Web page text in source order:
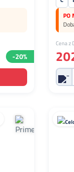
-20%
PO
Cena z